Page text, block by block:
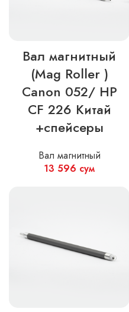
Вал магнитный
(Mag Roller )
Canon 052/ HP
CF 226 Китай
+спейсеры
Вал магнитный
13 596 сум